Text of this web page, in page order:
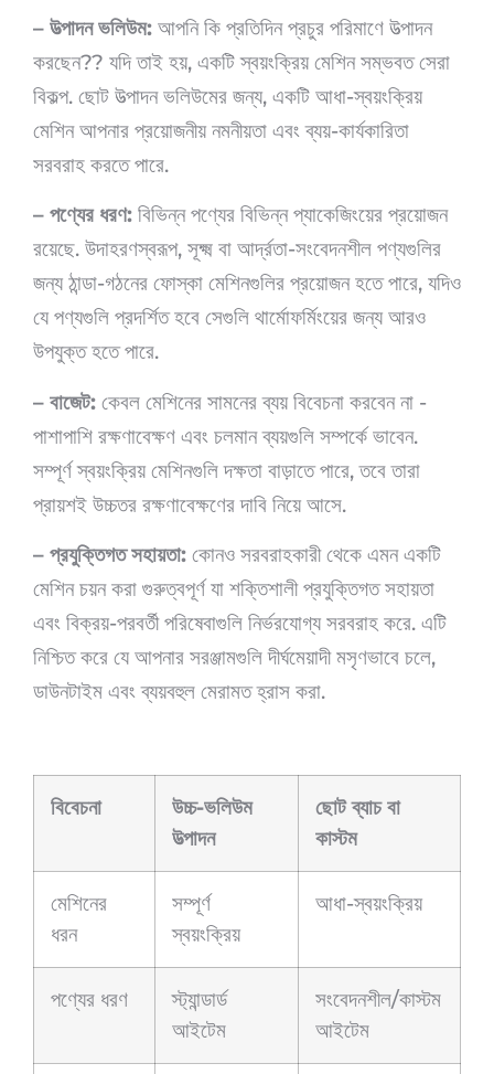
– উত্পাদন ভলিউম: আপনি কি প্রতিদিন প্রচুর পরিমাণে উত্পাদন
করছেন?? যদি তাই হয়, একটি স্বয়ংক্রিয় মেশিন সম্ভবত সেরা
বিকল্প. ছোট উত্পাদন ভলিউমের জন্য, একটি আধা-স্বয়ংক্রিয়
মেশিন আপনার প্রয়োজনীয় নমনীয়তা এবং ব্যয়-কার্যকারিতা
সরবরাহ করতে পারে.
– পণ্যের ধরণ: বিভিন্ন পণ্যের বিভিন্ন প্যাকেজিংয়ের প্রয়োজন
রয়েছে. উদাহরণস্বরূপ, সূক্ষ্ম বা আর্দ্রতা-সংবেদনশীল পণ্যগুলির
জন্য ঠান্ডা-গঠনের ফোস্কা মেশিনগুলির প্রয়োজন হতে পারে, যদিও
যে পণ্যগুলি প্রদর্শিত হবে সেগুলি থার্মোফর্মিংয়ের জন্য আরও
উপযুক্ত হতে পারে.
– বাজেট: কেবল মেশিনের সামনের ব্যয় বিবেচনা করবেন না -
পাশাপাশি রক্ষণাবেক্ষণ এবং চলমান ব্যয়গুলি সম্পর্কে ভাবেন.
সম্পূর্ণ স্বয়ংক্রিয় মেশিনগুলি দক্ষতা বাড়াতে পারে, তবে তারা
প্রায়শই উচ্চতর রক্ষণাবেক্ষণের দাবি নিয়ে আসে.
– প্রযুক্তিগত সহায়তা: কোনও সরবরাহকারী থেকে এমন একটি
মেশিন চয়ন করা গুরুত্বপূর্ণ যা শক্তিশালী প্রযুক্তিগত সহায়তা
এবং বিক্রয়-পরবর্তী পরিষেবাগুলি নির্ভরযোগ্য সরবরাহ করে. এটি
নিশ্চিত করে যে আপনার সরঞ্জামগুলি দীর্ঘমেয়াদী মসৃণভাবে চলে,
ডাউনটাইম এবং ব্যয়বহুল মেরামত হ্রাস করা.
বিবেচনা
উচ্চ-ভলিউম
উত্পাদন
ছোট ব্যাচ বা
কাস্টম
মেশিনের
ধরন
সম্পূর্ণ
স্বয়ংক্রিয়
আধা-স্বয়ংক্রিয়
পণ্যের ধরণ
স্ট্যান্ডার্ড
আইটেম
সংবেদনশীল/কাস্টম
আইটেম